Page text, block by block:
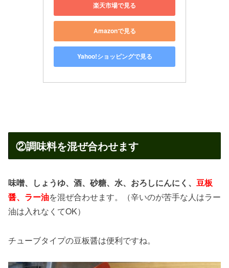
楽天市場で見る
Amazonで見る
Yahoo!ショッピングで見る
②調味料を混ぜ合わせます
味噌、しょうゆ、酒、砂糖、水、おろしにんにく、 豆板
醤、ラー油を混ぜ合わせます。（辛いのが苦手な人はラー
油は入れなくてOK）
チューブタイプの豆板醤は便利ですね。